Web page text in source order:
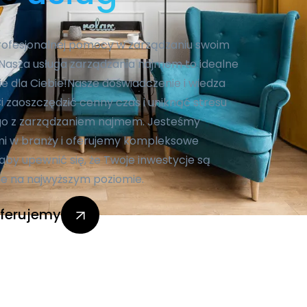
pomocy w zarządzaniu swoim
usługa zarządzania najmem to idealne
dla Ciebie!Nasze doświadczenie i wiedza
zaoszczędzić cenny czas i uniknąć stresu
z zarządzaniem najmem. Jesteśmy
w branży i oferujemy kompleksowe
upewnić się, że Twoje inwestycje są
na najwyższym poziomie.